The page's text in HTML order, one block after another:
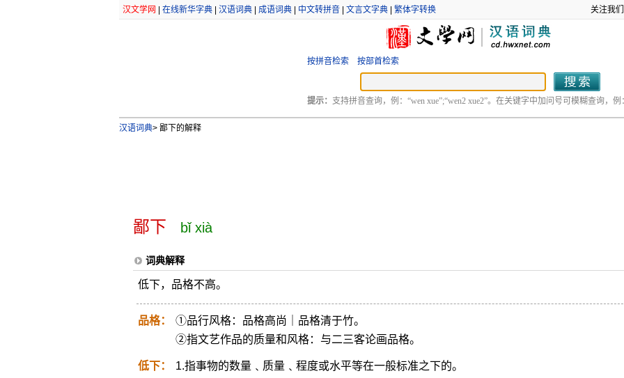
汉文学网 在线新华字典| 汉语词典| 成语词典| 中文转拼音| 文言文字典| 繁体字转换 关注我们
按拼音检索 按部首检索
提示： 支持拼音查询，例：“wen xue”;“wen2 xue2”。在关键字中加问号可模糊查询，例
汉语词典>鄙下的解释
鄙下 bǐ xià
词典解释
低下，品格不高。
品格：
①品行风格：品格高尚｜品格清于竹。
②指文艺作品的质量和风格：与二三客论画品格。
低下：
1.指事物的数量﹑质量﹑程度或水平等在一般标准之下的。